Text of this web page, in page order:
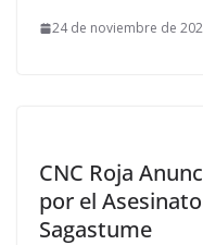
24 de noviembre de
CNC Roja
por el
Sagastume